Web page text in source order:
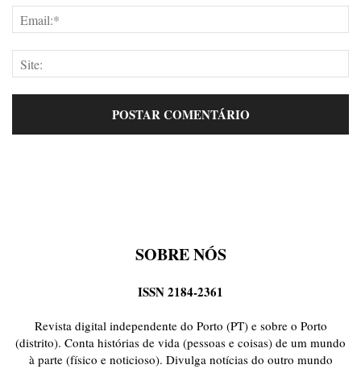
SOBRE NÓS
ISSN 2184-2361
Revista digital independente do Porto (PT) e sobre o Porto
(distrito). Conta histórias de vida (pessoas e coisas) de um mundo
à parte (físico e noticioso). Divulga notícias do outro mundo